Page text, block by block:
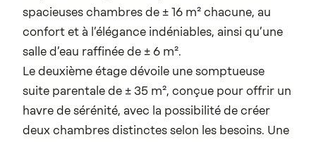
spacieuses chambres de ± 16 m² chacune, au
confort et à l’élégance indéniables, ainsi qu’une
salle d’eau raffinée de ± 6 m².
Le deuxième étage dévoile une somptueuse
suite parentale de ± 35 m², conçue pour offrir un
havre de sérénité, avec la possibilité de créer
deux chambres distinctes selon les besoins. Une